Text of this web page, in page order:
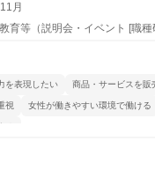
月
育等（説明会・イベント [職
を表現したい 商品・サービスを販
視 女性が働きやすい環境で働ける